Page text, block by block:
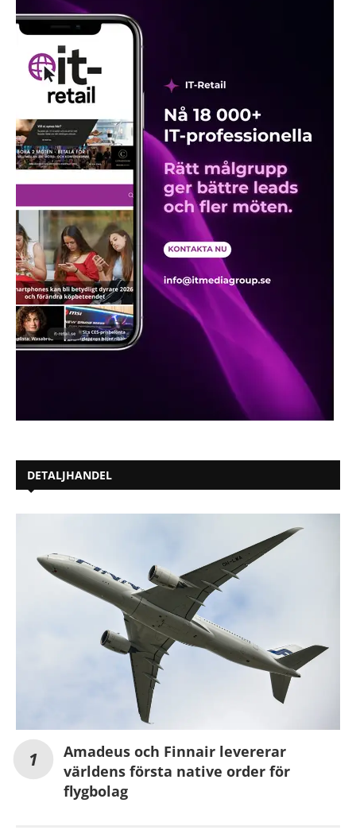
DETALJHANDEL
Amadeus och Finnair levererar
världens första native order för
flygbolag